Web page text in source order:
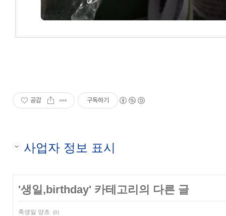
공감 구독하기
사업자 정보 표시
'생일,birthday' 카테고리의 다른 글
축생일 양초 (0)